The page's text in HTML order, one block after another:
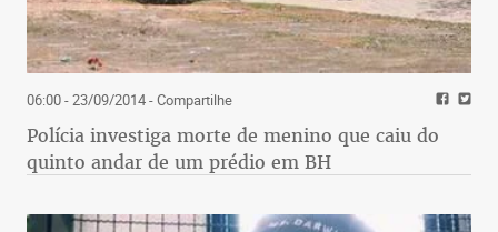
06:00 - 23/09/2014- Compartilhe
Polícia investiga morte de menino que caiu do
quinto andar de um prédio em BH